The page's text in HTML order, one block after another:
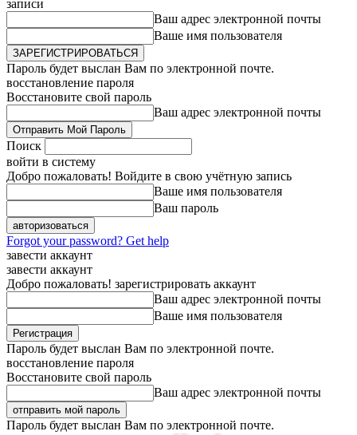
записи
Ваш адрес электронной почты
Ваше имя пользователя
Пароль будет выслан Вам по электронной почте.
восстановление пароля
Восстановите свой пароль
Ваш адрес электронной почты
Поиск
войти в систему
Добро пожаловать! Войдите в свою учётную запись
Ваше имя пользователя
Ваш пароль
Forgot your password? Get help
завести аккаунт
завести аккаунт
Добро пожаловать! зарегистрировать аккаунт
Ваш адрес электронной почты
Ваше имя пользователя
Пароль будет выслан Вам по электронной почте.
восстановление пароля
Восстановите свой пароль
Ваш адрес электронной почты
Пароль будет выслан Вам по электронной почте.